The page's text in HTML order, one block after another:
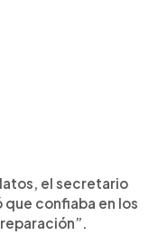
el secretario
confiaba en los